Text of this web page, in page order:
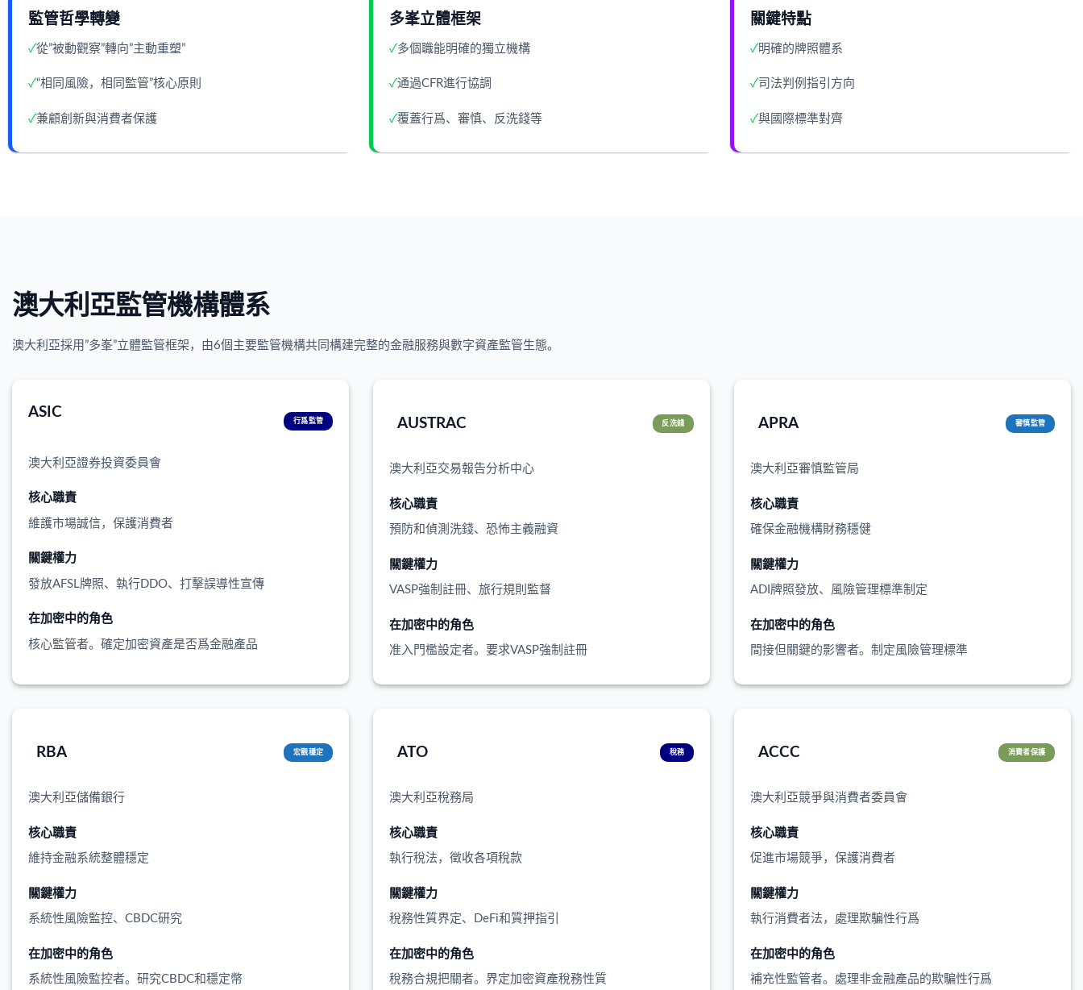
監管哲學轉變
✓從”被動觀察”轉向”主動重塑”
✓“相同風險，相同監管”核心原則
✓兼顧創新與消費者保護
多峯立體框架
✓多個職能明確的獨立機構
✓通過CFR進行協調
✓覆蓋行爲、審慎、反洗錢等
關鍵特點
✓明確的牌照體系
✓司法判例指引方向
✓與國際標準對齊
澳大利亞監管機構體系
澳大利亞採用”多峯”立體監管框架，由6個主要監管機構共同構建完整的金融服務與數字資產監管生態。
ASIC
行爲監管
澳大利亞證券投資委員會
核心職責
維護市場誠信，保護消費者
關鍵權力
發放AFSL牌照、執行DDO、打擊誤導性宣傳
在加密中的角色
核心監管者。確定加密資產是否爲金融產品
AUSTRAC 反洗錢
澳大利亞交易報告分析中心
核心職責
預防和偵測洗錢、恐怖主義融資
關鍵權力
VASP強制註冊、旅行規則監督
在加密中的角色
准入門檻設定者。要求VASP強制註冊
APRA 審慎監管
澳大利亞審慎監管局
核心職責
確保金融機構財務穩健
關鍵權力
ADI牌照發放、風險管理標準制定
在加密中的角色
間接但關鍵的影響者。制定風險管理標準
RBA 宏觀穩定
澳大利亞儲備銀行
核心職責
維持金融系統整體穩定
關鍵權力
系統性風險監控、CBDC研究
在加密中的角色
系統性風險監控者。研究CBDC和穩定幣
ATO 稅務
澳大利亞稅務局
核心職責
執行稅法，徵收各項稅款
關鍵權力
稅務性質界定、DeFi和質押指引
在加密中的角色
稅務合規把關者。界定加密資產稅務性質
ACCC 消費者保護
澳大利亞競爭與消費者委員會
核心職責
促進市場競爭，保護消費者
關鍵權力
執行消費者法，處理欺騙性行爲
在加密中的角色
補充性監管者。處理非金融產品的欺騙性行爲